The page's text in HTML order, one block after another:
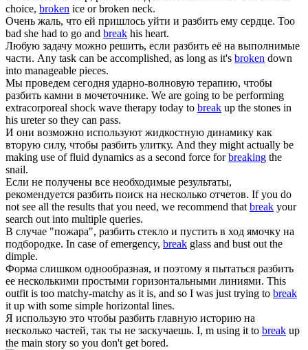
choice, broken ice or broken neck.
Очень жаль, что ей пришлось уйти и разбить ему сердце. Too
bad she had to go and break his heart.
Любую задачу можно решить, если разбить её на выполнимые
части. Any task can be accomplished, as long as it's broken down
into manageable pieces.
Мы проведем сегодня ударно-волновую терапию, чтобы
разбить камни в мочеточнике. We are going to be performing
extracorporeal shock wave therapy today to break up the stones in
his ureter so they can pass.
И они возможно используют жидкостную динамику как
вторую силу, чтобы разбить улитку. And they might actually be
making use of fluid dynamics as a second force forbreaking the
snail.
Если не получены все необходимые результаты,
рекомендуется разбить поиск на несколько отчетов. If you do
not see all the results that you need, we recommend thatbreak your
search out into multiple queries.
В случае "пожара", разбить стекло и пустить в ход ямочку на
подбородке. In case of emergency, break glass and bust out the
dimple.
Форма слишком однообразная, и поэтому я пытаться разбить
ее несколькими простыми горизонтальными линиями. This
outfit is too matchy-matchy as it is, and so I was just trying to break
it up with some simple horizontal lines.
Я использую это чтобы разбить главную историю на
несколько частей, так ты не заскучаешь. I, m using it to break up
the main story so you don't get bored.